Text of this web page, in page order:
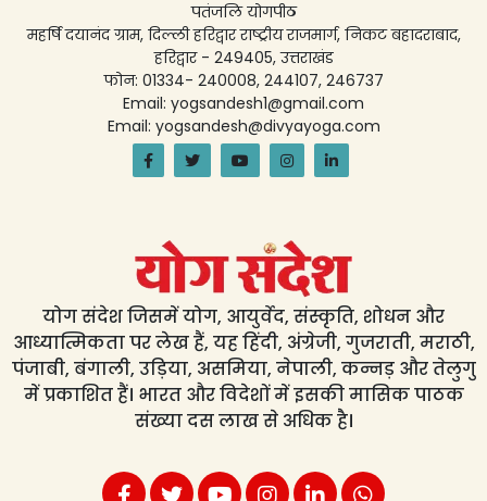
पतंजलि योगपीठ
महर्षि दयानंद ग्राम, दिल्ली हरिद्वार राष्ट्रीय राजमार्ग, निकट बहादराबाद,
हरिद्वार - 249405, उत्तराखंड
फोन: 01334- 240008, 244107, 246737
Email: yogsandesh1@gmail.com
Email: yogsandesh@divyayoga.com
योग संदेश जिसमें योग, आयुर्वेद, संस्कृति, शोधन और
आध्यात्मिकता पर लेख हैं, यह हिंदी, अंग्रेजी, गुजराती, मराठी,
पंजाबी, बंगाली, उड़िया, असमिया, नेपाली, कन्नड़ और तेलुगु
में प्रकाशित हैं। भारत और विदेशों में इसकी मासिक पाठक
संख्या दस लाख से अधिक है।